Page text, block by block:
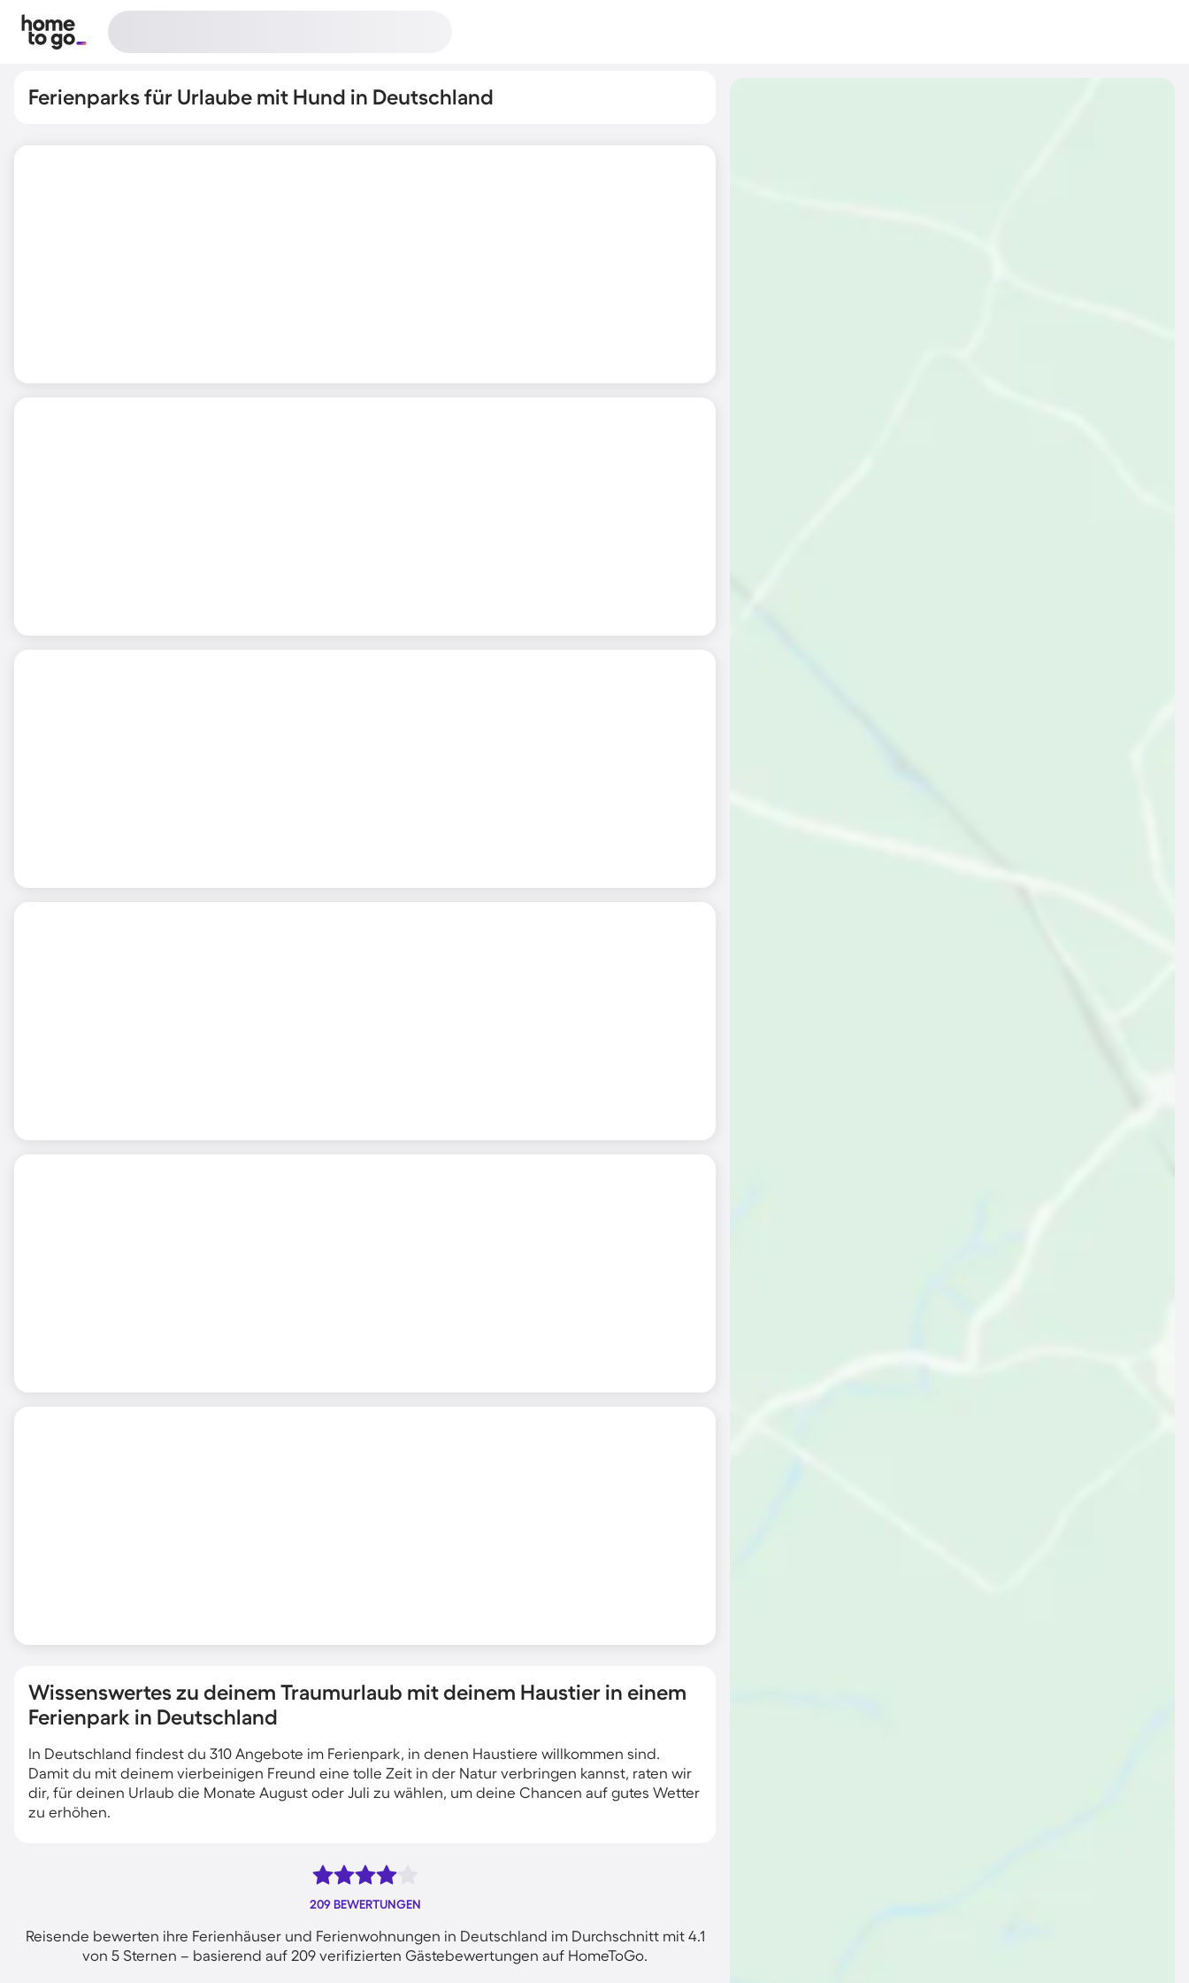
Ferienparks für Urlaube mit Hund in Deutschland
Wissenswertes zu deinem Traumurlaub mit deinem Haustier in einem
Ferienpark in Deutschland
In Deutschland findest du 310 Angebote im Ferienpark, in denen Haustiere willkommen sind.
Damit du mit deinem vierbeinigen Freund eine tolle Zeit in der Natur verbringen kannst, raten wir
dir, für deinen Urlaub die Monate August oder Juli zu wählen, um deine Chancen auf gutes Wetter
zu erhöhen.
209 BEWERTUNGEN
Reisende bewerten ihre Ferienhäuser und Ferienwohnungen in Deutschland im Durchschnitt mit 4.1
von 5 Sternen – basierend auf 209 verifizierten Gästebewertungen auf HomeToGo.